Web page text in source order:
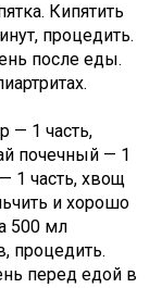
Кипятить
процедить.
после еды.
— 1 часть,
почечный — 1
1 часть, хвощ
и хорошо
500 мл
процедить.
перед едой в